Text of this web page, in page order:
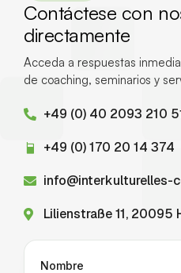
Contáctese con
directamente
Acceda a respuestas
de coaching, seminarios y
+49 (0) 40 2093 210
+49 (0) 170 20 14 374
info@interkulturelles-
Lilienstraße 11, 20095
Nombre